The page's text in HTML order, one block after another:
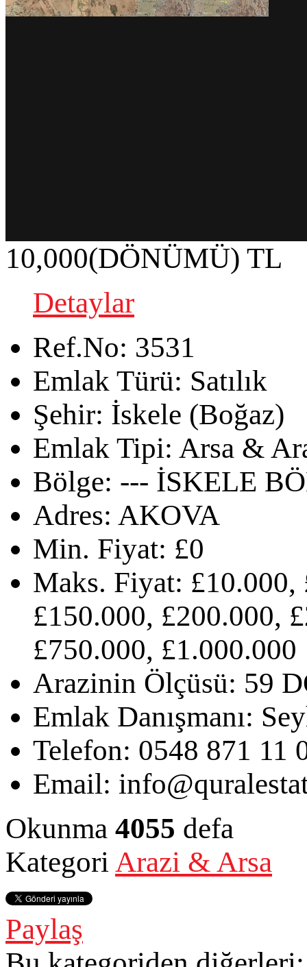
10,000(DÖNÜMÜ) TL
Detaylar
Ref.No: 3531
Emlak Türü: Satılık
Şehir: İskele (Boğaz)
Emlak Tipi: Arsa &
Bölge: --- İSKELE
Adres: AKOVA
Min. Fiyat: £0
Maks. Fiyat: £10.000,
£150.000, £200.000,
£750.000, £1.000.000
Arazinin Ölçüsü: 59
Emlak Danışmanı:
Telefon: 0548 871 11
Email:
Okunma 4055 defa
Kategori Arazi & Arsa
Paylaş